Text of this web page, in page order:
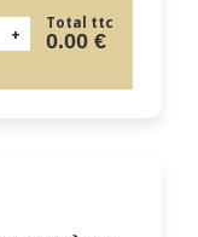
Total ttc
0.00 €